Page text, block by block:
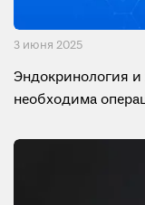
3 июня 2025
Эндокринология и
необходима